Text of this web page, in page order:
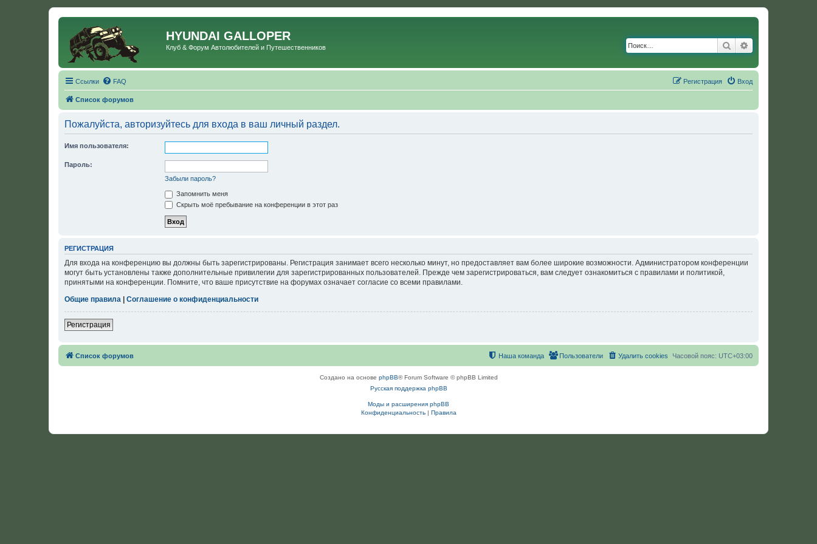
HYUNDAI GALLOPER
Клуб & Форум Автолюбителей и Путешественников Поиск
Ссылки FAQ Вход
Регистрация
Список форумов
Пожалуйста, авторизуйтесь для входа в ваш личный раздел.
Имя пользователя:
Пароль:
Забыли пароль?
Запомнить меня
Скрыть моё пребывание на конференции в этот раз
РЕГИСТРАЦИЯ
Для входа на конференцию вы должны быть зарегистрированы. Регистрация занимает всего несколько минут, но предоставляет вам более широкие возможности. Администратором конференции
могут быть установлены также дополнительные привилегии для зарегистрированных пользователей. Прежде чем зарегистрироваться, вам следует ознакомиться с правилами и политикой,
принятыми на конференции. Помните, что ваше присутствие на форумах означает согласие со всеми правилами.
Общие правила | Соглашение о конфиденциальности
Регистрация
Список форумов Часовой пояс: UTC+03:00
Удалить cookies
Пользователи
Наша команда
Создано на основе phpBB® Forum Software © phpBB Limited
Русская поддержка phpBB
Моды и расширения phpBB
Конфиденциальность| Правила